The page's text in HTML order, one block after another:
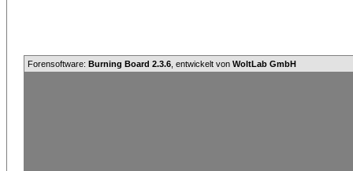
Forensoftware: Burning Board 2.3.6 , entwickelt von WoltLab GmbH